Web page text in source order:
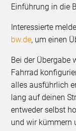
Einführung in die
Interessierte
bw.de, um einen
Bei der Übergabe
Fahrrad
alles ausführlich
lang auf deinen
entweder selbst
und wir kümmern